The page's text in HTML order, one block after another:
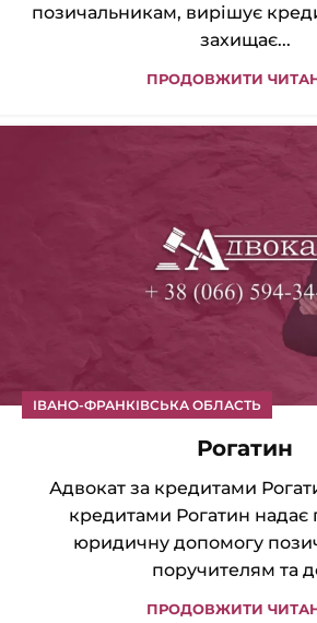
позичальникам, вирішує
захищає...
ПРОДОВЖИТИ
ІВАНО-ФРАНКІВСЬКА ОБЛАСТЬ
Рогатин
Адвокат за кредитами
кредитами Рогатин надає
юридичну допомогу
поручителям та
ПРОДОВЖИТИ